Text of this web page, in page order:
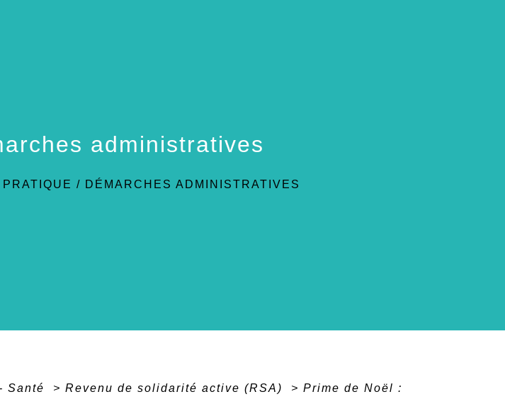
administratives
PRATIQUE / DÉMARCHES ADMINISTRATIVES
Santé > Revenu de solidarité active (RSA) > Prime de Noël :